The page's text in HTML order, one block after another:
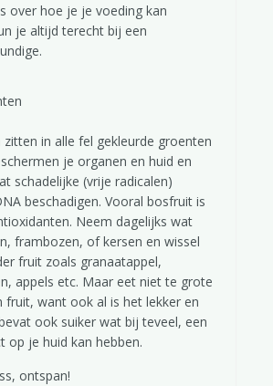
over hoe je je voeding kan
je altijd terecht bij een
in alle fel gekleurde groenten
je organen en huid en
schadelijke (vrije radicalen)
beschadigen. Vooral bosfruit is
Neem dagelijks wat
frambozen, of kersen en wissel
fruit zoals granaatappel,
appels etc. Maar eet niet te grote
fruit, want ook al is het lekker en
ook suiker wat bij teveel, een
op je huid kan hebben.
ontspan!